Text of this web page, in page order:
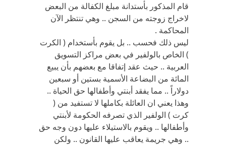
قام المذكور بأستدانة مبلغ الكفالة من البعض
لاخراج زوجته من السجن .. وهي تنتظر الآن
المحاكمة .
ليس ذلك فحسب .. بل يقوم بأستخدام ( الكرت
) الخاص بالولفير في بعض مراكز التسويق
العربية .. حيث عقد إتفاقا مع بعضهم بأن يبيع
المائة من البضاعة الأسمية بستين أو سبعين
دولاراً .. مما يفقد أبنتي وأطفالها حق الحياة ..
وهذا يعني ان العائلة بكاملها لا تستفيد من (
كرت ) الولفير الذي تصرفه الحكومة لأبنتي
وأطفالها .. ويقوم بالاستيلاء عليها دون وجه حق
.. وهي جريمة يعاقب عليها القانون .. ولكن